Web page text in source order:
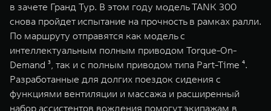
в зачете Гранд Тур. В этом году модель TANK 300
снова пройдет испытание на прочность в рамках ралли.
По маршруту отправятся как модель с
интеллектуальным полным приводом Torque-On-
Demand ³, так и с полным приводом типа Part-Time ⁴.
Разработанные для долгих поездок сидения с
функциями вентиляции и массажа и расширенный
набор ассистентов вождения помогут экипажам в